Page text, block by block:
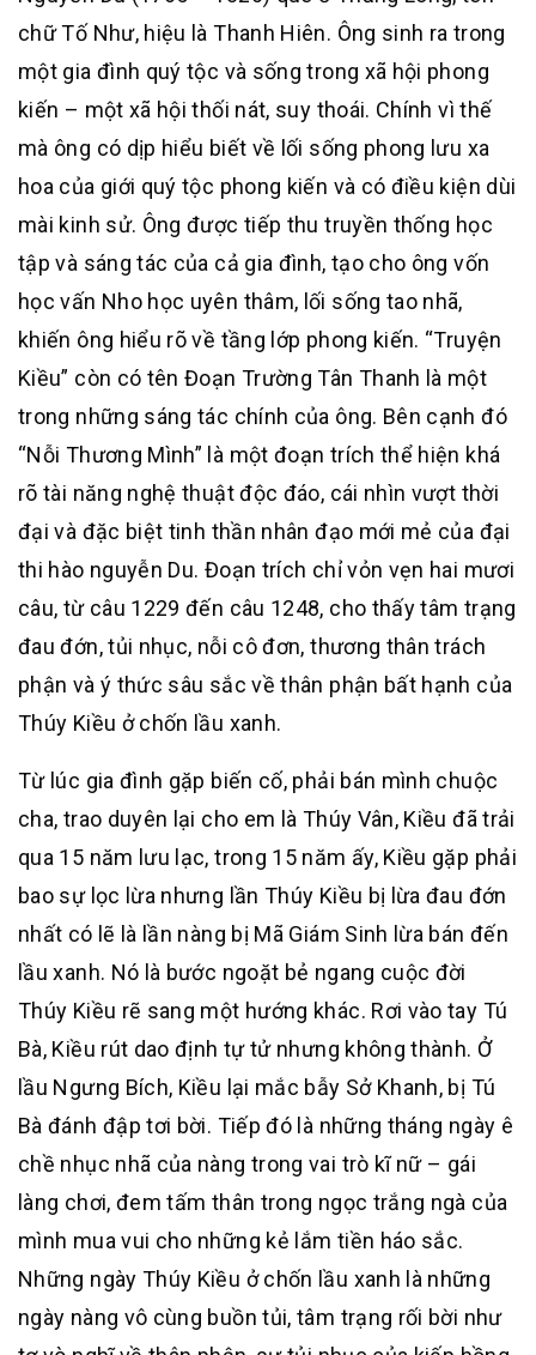
chữ Tố Như, hiệu là Thanh Hiên. Ông sinh ra trong
một gia đình quý tộc và sống trong xã hội phong
kiến – một xã hội thối nát, suy thoái. Chính vì thế
mà ông có dịp hiểu biết về lối sống phong lưu xa
hoa của giới quý tộc phong kiến và có điều kiện dùi
mài kinh sử. Ông được tiếp thu truyền thống học
tập và sáng tác của cả gia đình, tạo cho ông vốn
học vấn Nho học uyên thâm, lối sống tao nhã,
khiến ông hiểu rõ về tầng lớp phong kiến. “Truyện
Kiều” còn có tên Đoạn Trường Tân Thanh là một
trong những sáng tác chính của ông. Bên cạnh đó
“Nỗi Thương Mình” là một đoạn trích thể hiện khá
rõ tài năng nghệ thuật độc đáo, cái nhìn vượt thời
đại và đặc biệt tinh thần nhân đạo mới mẻ của đại
thi hào nguyễn Du. Đoạn trích chỉ vỏn vẹn hai mươi
câu, từ câu 1229 đến câu 1248, cho thấy tâm trạng
đau đớn, tủi nhục, nỗi cô đơn, thương thân trách
phận và ý thức sâu sắc về thân phận bất hạnh của
Thúy Kiều ở chốn lầu xanh.
Từ lúc gia đình gặp biến cố, phải bán mình chuộc
cha, trao duyên lại cho em là Thúy Vân, Kiều đã trải
qua 15 năm lưu lạc, trong 15 năm ấy, Kiều gặp phải
bao sự lọc lừa nhưng lần Thúy Kiều bị lừa đau đớn
nhất có lẽ là lần nàng bị Mã Giám Sinh lừa bán đến
lầu xanh. Nó là bước ngoặt bẻ ngang cuộc đời
Thúy Kiều rẽ sang một hướng khác. Rơi vào tay Tú
Bà, Kiều rút dao định tự tử nhưng không thành. Ở
lầu Ngưng Bích, Kiều lại mắc bẫy Sở Khanh, bị Tú
Bà đánh đập tơi bời. Tiếp đó là những tháng ngày ê
chề nhục nhã của nàng trong vai trò kĩ nữ – gái
làng chơi, đem tấm thân trong ngọc trắng ngà của
mình mua vui cho những kẻ lắm tiền háo sắc.
Những ngày Thúy Kiều ở chốn lầu xanh là những
ngày nàng vô cùng buồn tủi, tâm trạng rối bời như